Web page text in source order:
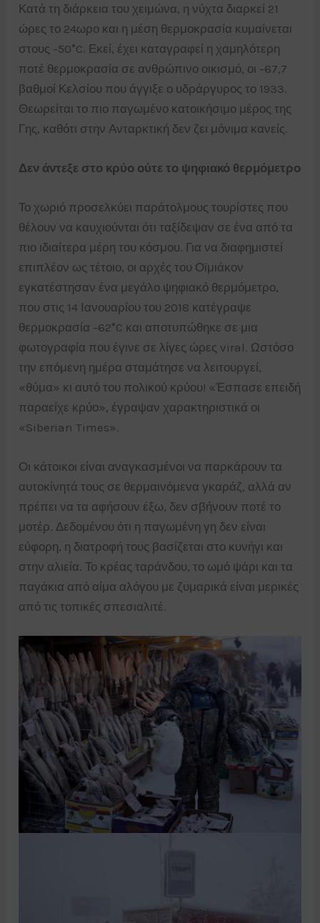
Κατά τη διάρκεια του χειμώνα, η νύχτα διαρκεί 21
ώρες το 24ωρο και η μέση θερμοκρασία κυμαίνεται
στους -50°C. Εκεί, έχει καταγραφεί η χαμηλότερη
ποτέ θερμοκρασία σε ανθρώπινο οικισμό, οι -67,7
βαθμοί Κελσίου που άγγιξε ο υδράργυρος το 1933.
Θεωρείται το πιο παγωμένο κατοικήσιμο μέρος της
Γης, καθότι στην Ανταρκτική δεν ζει μόνιμα κανείς.
Δεν άντεξε στο κρύο ούτε το ψηφιακό θερμόμετρο
Το χωριό προσελκύει παράτολμους τουρίστες που
θέλουν να καυχιούνται ότι ταξίδεψαν σε ένα από τα
πιο ιδιαίτερα μέρη του κόσμου. Για να διαφημιστεί
επιπλέον ως τέτοιο, οι αρχές του Οϊμιάκον
εγκατέστησαν ένα μεγάλο ψηφιακό θερμόμετρο,
που στις 14 Ιανουαρίου του 2018 κατέγραψε
θερμοκρασία -62°C και αποτυπώθηκε σε μια
φωτογραφία που έγινε σε λίγες ώρες viral. Ωστόσο
την επόμενη ημέρα σταμάτησε να λειτουργεί,
«θύμα» κι αυτό του πολικού κρύου! «Έσπασε επειδή
παραείχε κρύο», έγραψαν χαρακτηριστικά οι
«Siberian Times».
Οι κάτοικοι είναι αναγκασμένοι να παρκάρουν τα
αυτοκίνητά τους σε θερμαινόμενα γκαράζ, αλλά αν
πρέπει να τα αφήσουν έξω, δεν σβήνουν ποτέ το
μοτέρ. Δεδομένου ότι η παγωμένη γη δεν είναι
εύφορη, η διατροφή τους βασίζεται στο κυνήγι και
στην αλιεία. Το κρέας ταράνδου, το ωμό ψάρι και τα
παγάκια από αίμα αλόγου με ζυμαρικά είναι μερικές
από τις τοπικές σπεσιαλιτέ.